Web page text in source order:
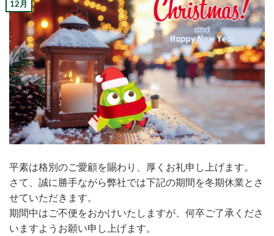
12月
​平素は格別のご愛顧を賜わり、厚くお礼申し上げます。
さて、誠に勝手ながら弊社では下記の期間を冬期休業とさ
せていただきます。
期間中はご不便をおかけいたしますが、何卒ご了承くださ
いますようお願い申し上げます。